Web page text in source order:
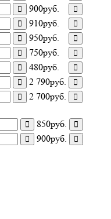
900руб.
910руб.
950руб.
750руб.
480руб.
2 790руб.
2 700руб.
850руб.
900руб.